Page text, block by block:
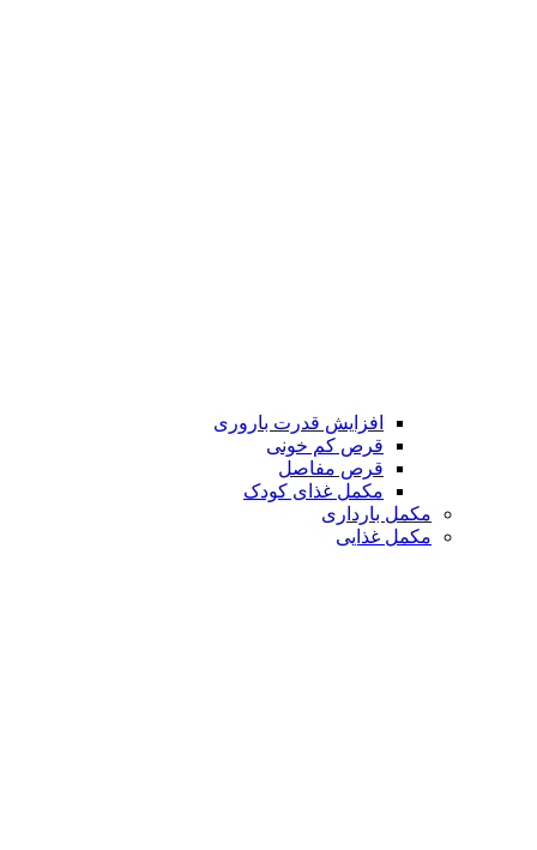
افزایش قدرت باروری
قرص کم خونی
قرص مفاصل
مکمل غذای کودک
مکمل بارداری
مکمل غذایی